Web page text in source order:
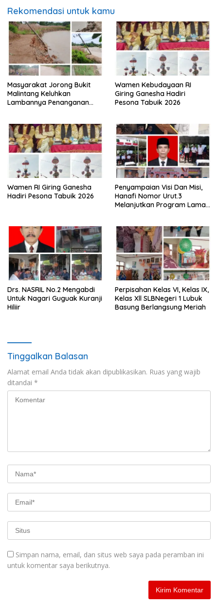
Rekomendasi untuk kamu
Masyarakat Jorong Bukit
Malintang Keluhkan
Lambannya Penanganan
Wamen Kebudayaan RI
Giring Ganesha Hadiri
Pesona Tabuik 2026
Wamen RI Giring Ganesha
Hadiri Pesona Tabuik 2026
Penyampaian Visi Dan Misi,
Hanafi Nomor Urut.3
Melanjutkan Program Lama
Drs. NASRIL No.2 Mengabdi
Untuk Nagari Guguak Kuranji
Hiliir
Perpisahan Kelas VI, Kelas IX,
Kelas Xll SLBNegeri 1 Lubuk
Basung Berlangsung Meriah
Tinggalkan Balasan
Alamat email Anda tidak akan dipublikasikan. Ruas yang wajib
ditandai *
Simpan nama, email, dan situs web saya pada peramban ini
untuk komentar saya berikutnya.